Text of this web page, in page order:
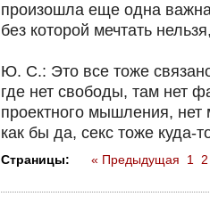
произошла еще одна
без которой мечтать
Ю. С.: Это все тоже
где нет свободы, там нет
проектного мышления, нет
как бы да, секс тоже куда-
Страницы: « Предыдущая 1 2